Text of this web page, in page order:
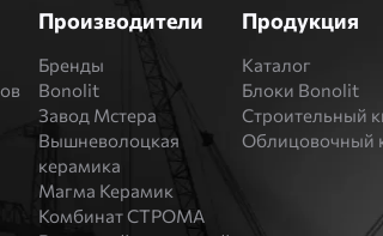
Производители
Бренды
Bonolit
Завод Мстера
Вышневолоцкая
керамика
Магма Керамик
Комбинат СТРОМА
Продукция
Каталог
Блоки Bonolit
Строительный
Облицовочный